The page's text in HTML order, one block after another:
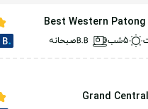
Best Western Patong
5شب صبحانه
Grand